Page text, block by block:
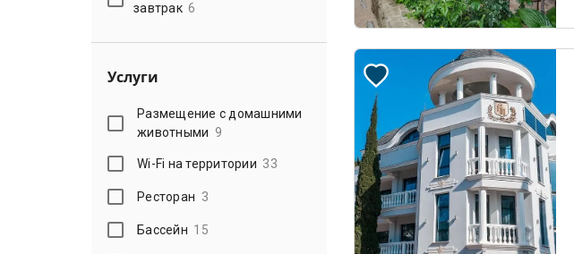
завтрак 6
Услуги
Размещение с домашними
животными 9
Wi-Fi на территории 33
Ресторан 3
Бассейн 15